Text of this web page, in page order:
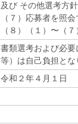
及び その他選考方
（７）応募者を照
（８）（１）〜（
書類選考および必
等）は自己負担とな
令和２年４月１日